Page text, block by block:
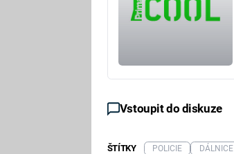
Vstoupit do diskuze
ŠTÍTKY POLICIE DÁLNICE